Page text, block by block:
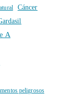
Cáncer
A
peligrosos